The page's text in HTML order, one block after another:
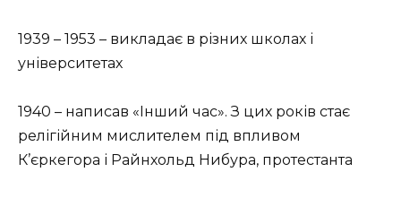
1939 – 1953 – викладає в різних школах і
університетах
1940 – написав «Інший час». З цих років стає
релігійним мислителем під впливом
К’єркегора і Райнхольд Нибура, протестанта